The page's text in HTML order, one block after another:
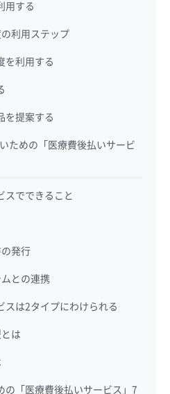
用する
利用ステップ
を利用する
を提案する
ための「医療費後払いサービ
スでできること
発行
との連携
スは2タイプにわけられる
は
の「医療費後払いサービス」7